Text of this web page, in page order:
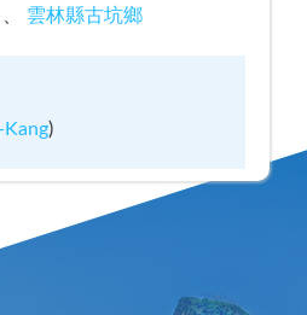
雲林縣古坑鄉
Kang)